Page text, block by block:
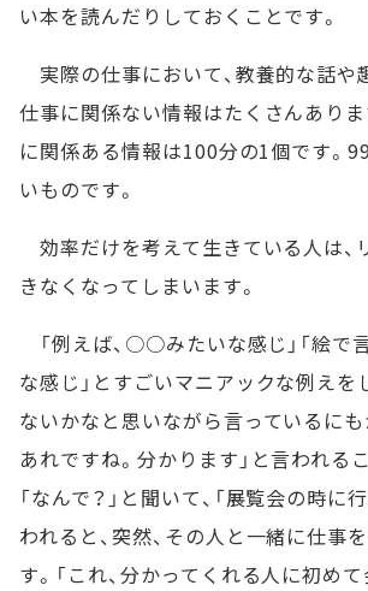
い本を読んだりしておくことです。
実際の仕事において、教養的な話や
仕事に関係ない情報はたくさんあり
に関係ある情報は100分の1個です。
いものです。
効率だけを考えて生きている人は、
きなくなってしまいます。
「例えば、○○みたいな感じ」「絵
な感じ」とすごいマニアックな例えを
ないかなと思いながら言っているにも
あれですね。分かります」と言われる
「なんで？」と聞いて、「展覧会の時に
われると、突然、その人と一緒に仕事
す。「これ、分かってくれる人に初め